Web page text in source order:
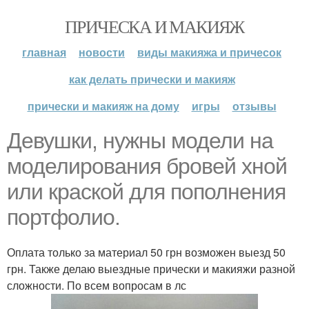
ПРИЧЕСКА И МАКИЯЖ
главная новости
виды макияжа и причесок
как делать прически и макияж
прически и макияж на дому
игры отзывы
Девушки, нужны модели на
моделирования бровей хной
или краской для пополнения
портфолио.
Оплата только за материал 50 грн возможен выезд 50
грн. Также делаю выездные прически и макияжи разной
сложности. По всем вопросам в лс